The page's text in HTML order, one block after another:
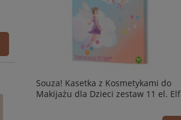
Souza! Kasetka z Kosmetykami do
Makijażu dla Dzieci zestaw 11 el. Elf